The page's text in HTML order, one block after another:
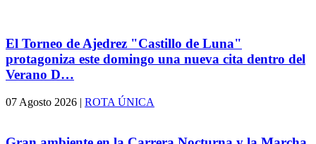
El Torneo de Ajedrez "Castillo de Luna"
protagoniza este domingo una nueva cita dentro del
Verano D…
07 Agosto 2026 | ROTA ÚNICA